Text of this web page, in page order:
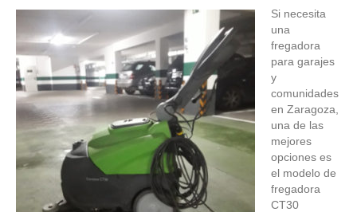
Si necesita
una
fregadora
para garajes
y
comunidades
en Zaragoza,
una de las
mejores
opciones es
el modelo de
fregadora
CT30